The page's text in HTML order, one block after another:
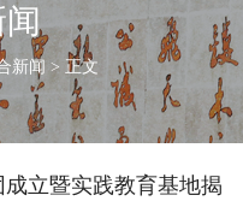
闻
新闻 > 正文
立暨实践教育基地揭